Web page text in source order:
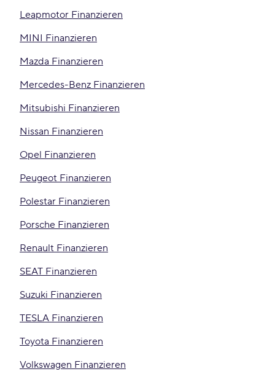
Leapmotor Finanzieren
MINI Finanzieren
Mazda Finanzieren
Mercedes-Benz Finanzieren
Mitsubishi Finanzieren
Nissan Finanzieren
Opel Finanzieren
Peugeot Finanzieren
Polestar Finanzieren
Porsche Finanzieren
Renault Finanzieren
SEAT Finanzieren
Suzuki Finanzieren
TESLA Finanzieren
Toyota Finanzieren
Volkswagen Finanzieren